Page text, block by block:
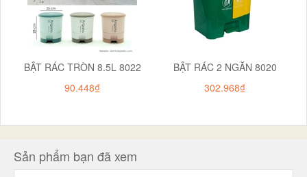
BẬT RÁC TRÒN 8.5L 8022
90.448₫
BẬT RÁC 2 NGĂN 8020
302.968₫
Sản phẩm bạn đã xem